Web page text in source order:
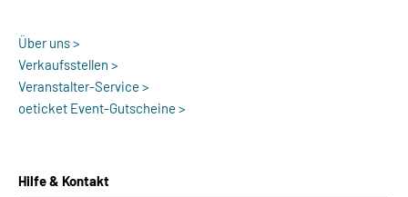
Über uns >
Verkaufsstellen >
Veranstalter-Service >
oeticket Event-Gutscheine >
Hilfe & Kontakt